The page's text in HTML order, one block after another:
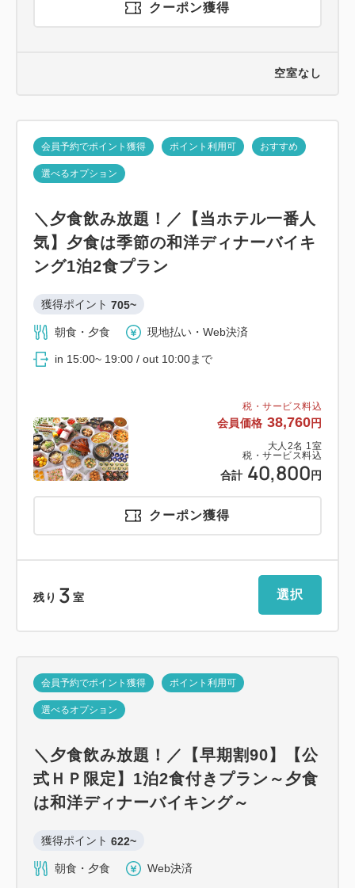
クーポン獲得
空室なし
税・サービス料込
会員価格 38,760円
大人 2名 1室
税・サービス料込
合計 40,800 円
会員予約でポイント獲得 ポイント利用可 おすすめ
選べるオプション
＼夕食飲み放題！／【当ホテル一番人
気】夕食は季節の和洋ディナーバイキ
ング1泊2食プラン
獲得ポイント 705~
朝食・夕食 現地払い・Web決済
in 15:00~ 19:00 / out 10:00まで
クーポン獲得
残り 3 室 選択
会員予約でポイント獲得 ポイント利用可
選べるオプション
＼夕食飲み放題！／【早期割90】【公
式ＨＰ限定】1泊2食付きプラン～夕食
は和洋ディナーバイキング～
獲得ポイント 622~
朝食・夕食 Web決済